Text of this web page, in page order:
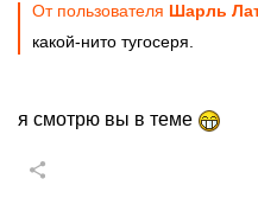
От пользователя Шарль
какой-нито тугосеря.
я смотрю вы в теме